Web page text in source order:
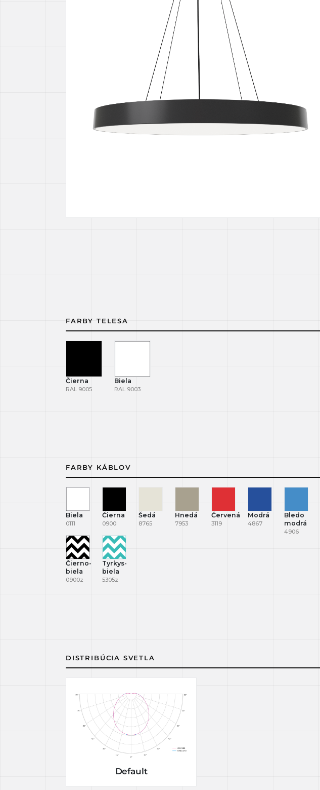
FARBY TELESA
Čierna
RAL 9005
Biela
RAL 9003
FARBY KÁBLOV
Biela
0111
Čierna
0900
Šedá
8765
Hnedá
7953
Červená
3119
Modrá
4867
Bledo
modrá
4906
Čierno-
biela
0900z
Tyrkys-
biela
5305z
DISTRIBÚCIA SVETLA
Default